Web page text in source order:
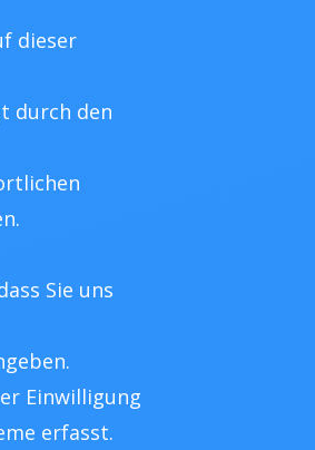
dieser
durch den
Sie uns
Einwilligung
erfasst.